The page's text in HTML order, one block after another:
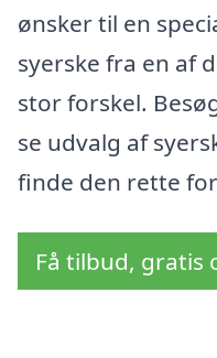
ønsker til en
syerske fra en af
stor forskel.
se udvalg af
finde den rette
Få tilbud, gratis